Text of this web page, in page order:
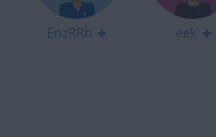
EnzRRh eek